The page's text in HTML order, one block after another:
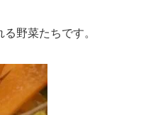
野菜たちです。